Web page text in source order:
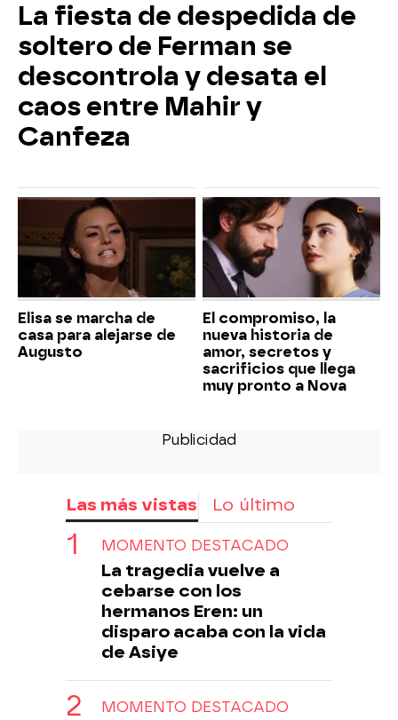
La fiesta de despedida de
soltero de Ferman se
descontrola y desata el
caos entre Mahir y
Canfeza
Elisa se marcha de
casa para alejarse de
Augusto
El compromiso, la
nueva historia de
amor, secretos y
sacrificios que llega
muy pronto a Nova
Las más vistas Lo último
MOMENTO DESTACADO
La tragedia vuelve a
cebarse con los
hermanos Eren: un
disparo acaba con la vida
de Asiye
MOMENTO DESTACADO